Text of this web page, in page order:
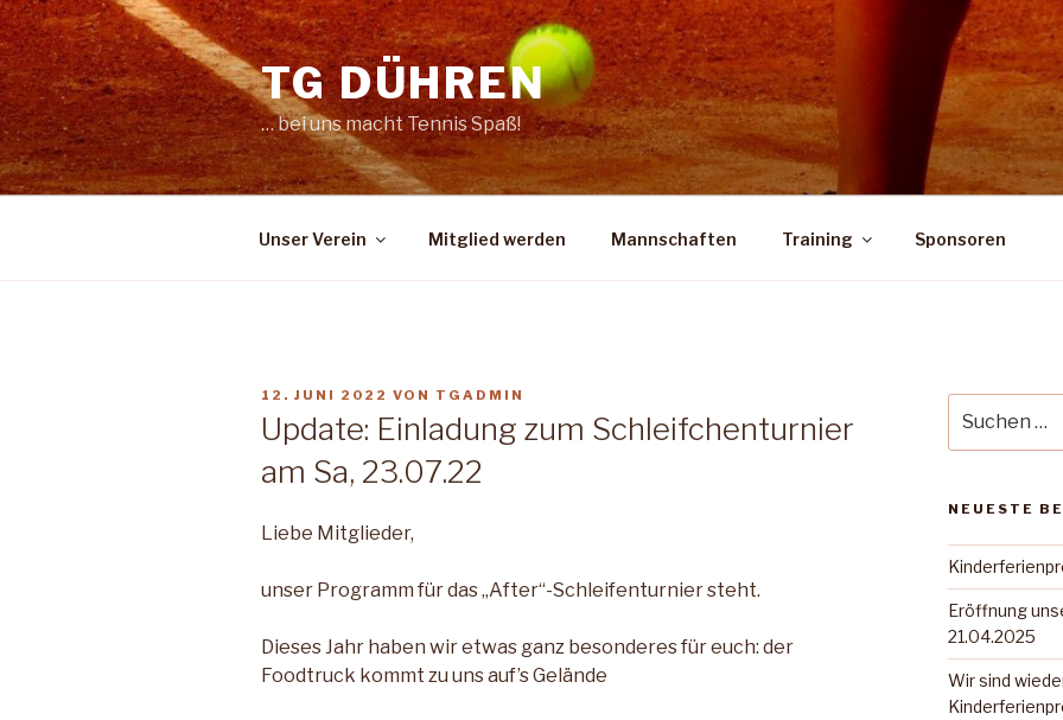
Zum
Inhalt
springen
TG DÜHREN
… bei uns macht Tennis Spaß!
Unser Verein Mitglied werden Mannschaften Training Sponsoren
VERÖFFENTLICHT
12. JUNI 2022 VON TGADMIN
Update: Einladung zum Schleifchenturnier
am Sa, 23.07.22
Liebe Mitglieder,
unser Programm für das „After“-Schleifenturnier steht.
Dieses Jahr haben wir etwas ganz besonderes für euch: der
Foodtruck kommt zu uns auf’s Gelände
nach:
NEUESTE
Eröffnung
21.04.2025
Wir sind